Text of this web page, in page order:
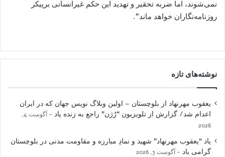
نمی‌شوند، اما ضربه تحقیر و تهدید این حکم غیرانسانی برپیکر
روزنامه‌نگاران خواهد ماند”.
نوشته‌های تازه
یعقوب مهرنهاد از بلوچستان – اولین وبلاگ نویس جهان که در ایران
اعدام شد/ گزارش از تلویزیون “رُژن” راجع به زنده یاد
آگوست 4,
2026
یاد “یعقوب مهرنهاد” شهید و نمادِ مبارزه و مقاومت مدنی در بلوچستان
گرامی باد
آگوست 3, 2026